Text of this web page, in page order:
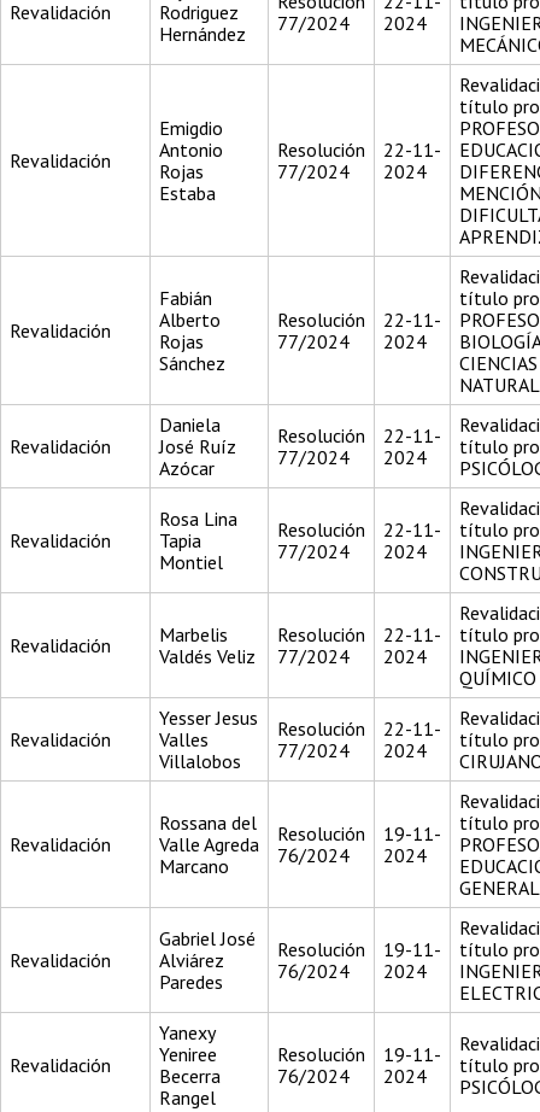
Revalidación
Rodriguez
Hernández
77/2024
2024
Revalidación
Emigdio
Antonio
Rojas
Estaba
Resolución
77/2024
22-11-
2024
título
Revalidación
Fabián
Alberto
Rojas
Sánchez
Resolución
77/2024
22-11-
2024
título
CIENCIAS
Revalidación
Daniela
José Ruíz
Azócar
Resolución
77/2024
22-11-
2024
título
Revalidación
Rosa Lina
Tapia
Montiel
Resolución
77/2024
22-11-
2024
título
Revalidación
Marbelis
Valdés Veliz
Resolución
77/2024
22-11-
2024
título
QUÍMICO
Revalidación
Yesser Jesus
Valles
Villalobos
Resolución
77/2024
22-11-
2024
título
Revalidación
Rossana del
Valle Agreda
Marcano
Resolución
76/2024
19-11-
2024
título
Revalidación
Gabriel José
Alviárez
Paredes
Resolución
76/2024
19-11-
2024
título
Revalidación
Yanexy
Yeniree
Becerra
Rangel
Resolución
76/2024
19-11-
2024
título